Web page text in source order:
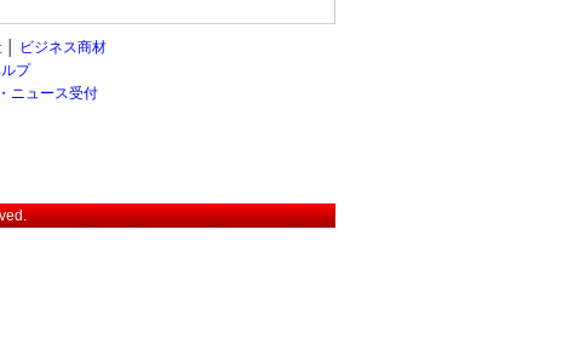
ビジネス商材
プ
ニュース受付